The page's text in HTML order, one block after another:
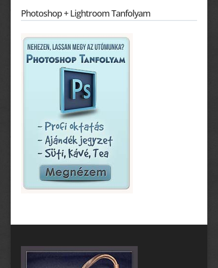
Photoshop + Lightroom Tanfolyam